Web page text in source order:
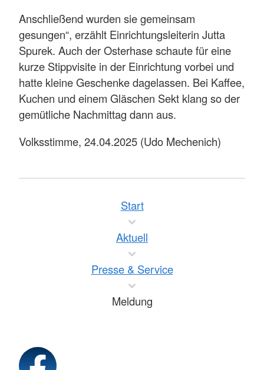
Anschließend wurden sie gemeinsam
gesungen“, erzählt Einrichtungsleiterin Jutta
Spurek. Auch der Osterhase schaute für eine
kurze Stippvisite in der Einrichtung vorbei und
hatte kleine Geschenke dagelassen. Bei Kaffee,
Kuchen und einem Gläschen Sekt klang so der
gemütliche Nachmittag dann aus.
Volksstimme, 24.04.2025 (Udo Mechenich)
Start
Aktuell
Presse & Service
Meldung